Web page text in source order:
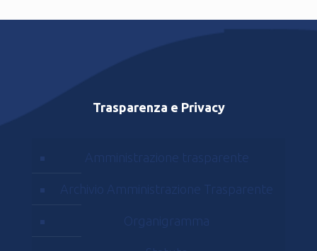
Trasparenza e Privacy
Amministrazione trasparente
Archivio Amministrazione Trasparente
Organigramma